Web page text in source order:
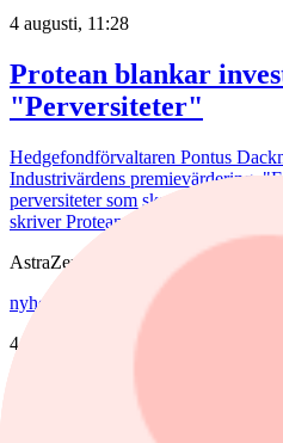
4 augusti, 11:28
Protean blankar
"Perversiteter"
Hedgefondförvaltaren Pontus
Industrivärdens premievärdering.
perversiteter som skapas av
skriver Protean-förvaltaren, som
AstraZeneca
nyheter
Astra Zeneca
4 augusti, 10:59
Förvaltaren om
som är jättetaggad"